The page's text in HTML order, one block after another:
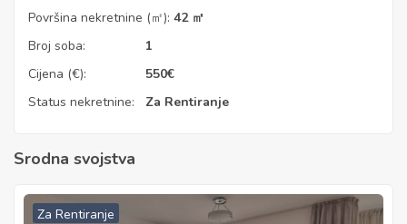
Površina nekretnine (㎡): 42 ㎡
Broj soba:
1
Cijena (€):
550€
Status nekretnine:
Za Rentiranje
Srodna svojstva
Za Rentiranje